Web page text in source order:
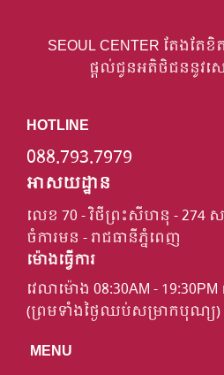
SEOUL CENTER តែង
ផ្តល់ជូនអតិថិជននូវសេ
HOTLINE
088.793.7979
អាសយដ្ឋាន
លេខ 70 - វិថីព្រះសីហនុ - 274 ស
ចំការមន - រាជធានីភ្នំពេញ
ម៉ោងធ្វើការ
វេលាម៉ោង 08:30AM - 19:30PM
(ព្រមទាំងថ្ងៃឈប់សម្រាកបុណ្យ)
MENU